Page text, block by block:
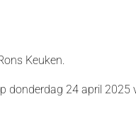
Keuken.
donderdag 24 april 2025